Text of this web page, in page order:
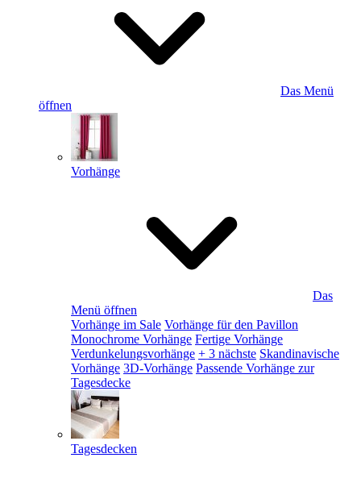
Das Menü
öffnen
Vorhänge
Das
Menü öffnen
Vorhänge im Sale Vorhänge für den Pavillon
Monochrome Vorhänge Fertige Vorhänge
Verdunkelungsvorhänge + 3 nächste Skandinavische
Vorhänge 3D-Vorhänge Passende Vorhänge zur
Tagesdecke
Tagesdecken